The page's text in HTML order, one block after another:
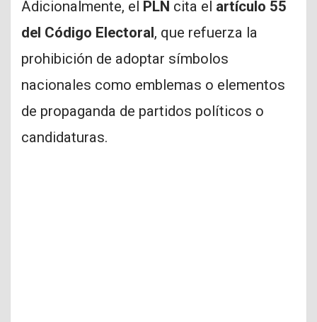
Adicionalmente, el PLN cita el artículo 55
del Código Electoral, que refuerza la
prohibición de adoptar símbolos
nacionales como emblemas o elementos
de propaganda de partidos políticos o
candidaturas.